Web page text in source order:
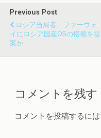
Previous Post
ロシア当局者、ファーウェ
イにロシア国産OSの搭載を提
案か
コメントを残す
コメントを投稿するには